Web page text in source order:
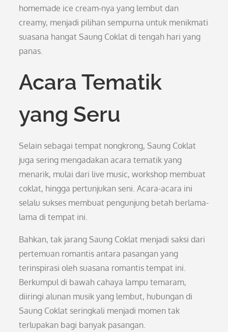
homemade ice cream-nya yang lembut dan
creamy, menjadi pilihan sempurna untuk menikmati
suasana hangat Saung Coklat di tengah hari yang
panas.
Acara Tematik
yang Seru
Selain sebagai tempat nongkrong, Saung Coklat
juga sering mengadakan acara tematik yang
menarik, mulai dari live music, workshop membuat
coklat, hingga pertunjukan seni. Acara-acara ini
selalu sukses membuat pengunjung betah berlama-
lama di tempat ini.
Bahkan, tak jarang Saung Coklat menjadi saksi dari
pertemuan romantis antara pasangan yang
terinspirasi oleh suasana romantis tempat ini.
Berkumpul di bawah cahaya lampu temaram,
diiringi alunan musik yang lembut, hubungan di
Saung Coklat seringkali menjadi momen tak
terlupakan bagi banyak pasangan.